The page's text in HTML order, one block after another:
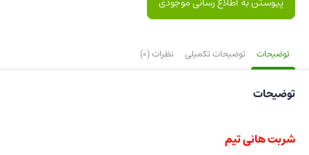
توضیحات توضیحات تکمیلی نظرات (0)
توضیحات
شربت هانی تیم